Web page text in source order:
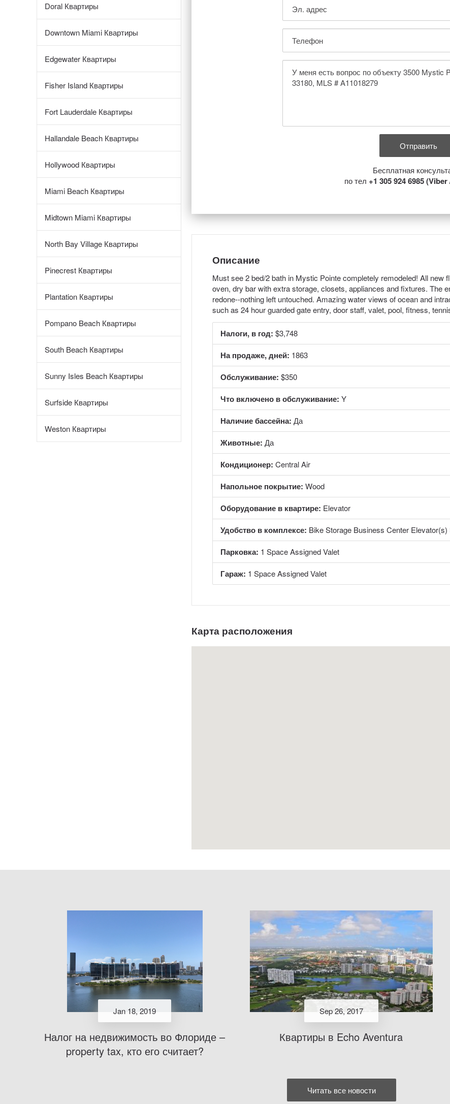
Doral Квартиры
Downtown Miami Квартиры
Edgewater Квартиры
Fisher Island Квартиры
Fort Lauderdale Квартиры
Hallandale Beach Квартиры
Hollywood Квартиры
Miami Beach Квартиры
Midtown Miami Квартиры
North Bay Village Квартиры
Pinecrest Квартиры
Plantation Квартиры
Pompano Beach Квартиры
South Beach Квартиры
Sunny Isles Beach Квартиры
Surfside Квартиры
Weston Квартиры
Бесплатная
по тел +1 305 924 6985
Описание
Must see 2 bed/2 bath in Mystic Pointe completely remodeled! All new
oven, dry bar with extra storage, closets, appliances and fixtures. The
redone--nothing left untouched. Amazing water views of ocean and
such as 24 hour guarded gate entry, door staff, valet, pool, fitness,
Налоги, в год: $3,748
На продаже, дней: 1863
Обслуживание: $350
Что включено в обслуживание: Y
Наличие бассейна: Да
Животные: Да
Кондиционер: Central Air
Напольное покрытие: Wood
Оборудование в квартире: Elevator
Удобство в комплексе: Bike Storage Business Center
Парковка: 1 Space Assigned Valet
Гараж: 1 Space Assigned Valet
Карта расположения
Jan 18, 2019
Налог на недвижимость во Флориде –
property tax, кто его считает?
Sep 26, 2017
Квартиры в Echo Aventura
Читать все новости